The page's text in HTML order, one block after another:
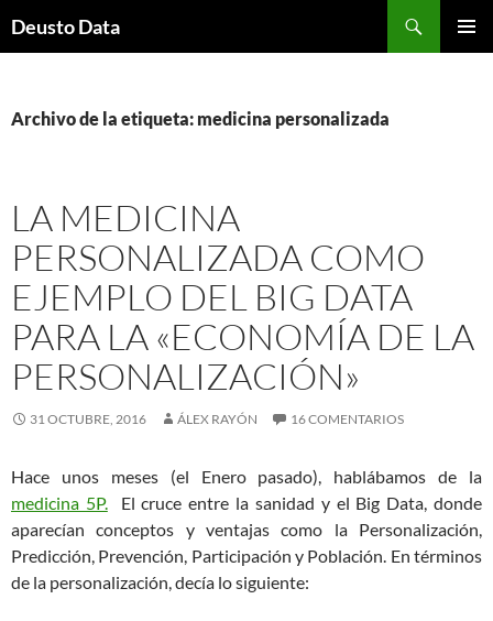
Deusto Data
Archivo de la etiqueta: medicina personalizada
LA MEDICINA
PERSONALIZADA COMO
EJEMPLO DEL BIG DATA
PARA LA «ECONOMÍA DE LA
PERSONALIZACIÓN»
31 OCTUBRE, 2016 ÁLEX RAYÓN 16 COMENTARIOS
Hace unos meses (el Enero pasado), hablábamos de la
medicina 5P.El cruce entre la sanidad y el Big Data, donde
aparecían conceptos y ventajas como la Personalización,
Predicción, Prevención, Participación y Población. En términos
de la personalización, decía lo siguiente: